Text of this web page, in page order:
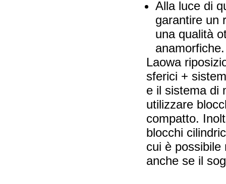
Alla luce di
garantire un
una qualità
anamorfiche.
Laowa
sferici +
e il sistema di
utilizzare
compatto.
blocchi
cui è possibile
anche se il